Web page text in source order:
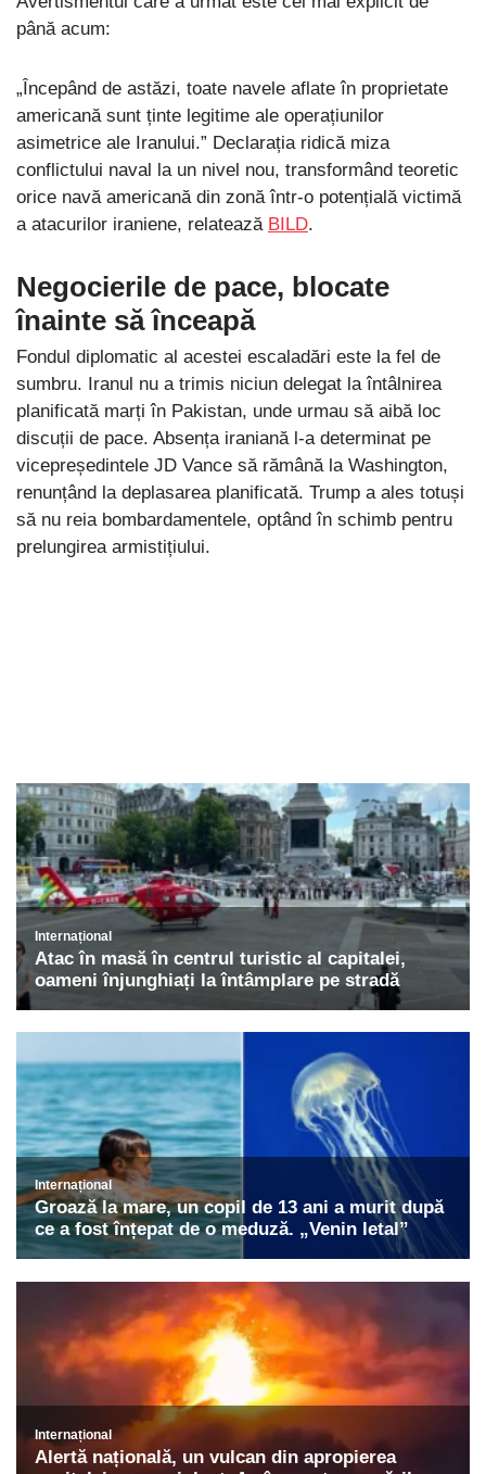
până acum:
„Începând de astăzi, toate navele aflate în proprietate
americană sunt ținte legitime ale operațiunilor
asimetrice ale Iranului.” Declarația ridică miza
conflictului naval la un nivel nou, transformând teoretic
orice navă americană din zonă într-o potențială victimă
a atacurilor iraniene, relatează BILD.
Negocierile de pace, blocate
înainte să înceapă
Fondul diplomatic al acestei escaladări este la fel de
sumbru. Iranul nu a trimis niciun delegat la întâlnirea
planificată marți în Pakistan, unde urmau să aibă loc
discuții de pace. Absența iraniană l-a determinat pe
vicepreședintele JD Vance să rămână la Washington,
renunțând la deplasarea planificată. Trump a ales totuși
să nu reia bombardamentele, optând în schimb pentru
prelungirea armistițiului.